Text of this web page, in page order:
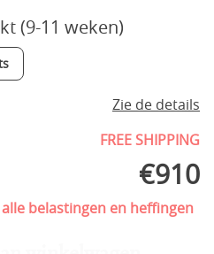
(9-11 weken)
Zie de details
FREE SHIPPING
€910
belastingen en heffingen